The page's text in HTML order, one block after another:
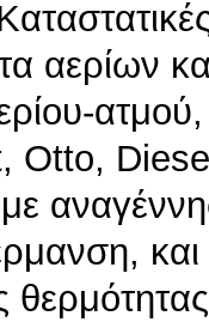
αερίων
Otto,
και